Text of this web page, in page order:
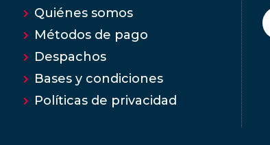
Quiénes somos
Métodos de pago
Despachos
Bases y condiciones
Políticas de privacidad